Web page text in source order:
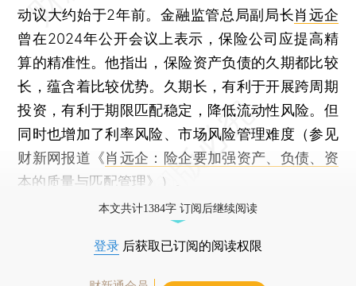
动议大约始于2年前。金融监管总局副局长肖远企
曾在2024年公开会议上表示，保险公司应提高精
算的精准性。他指出，保险资产负债的久期都比较
长，蕴含着比较优势。久期长，有利于开展跨周期
投资，有利于期限匹配稳定，降低流动性风险。但
同时也增加了利率风险、市场风险管理难度（参见
财新网报道《肖远企：险企要加强资产、负债、资
本的质量与匹配管理》）。
本文共计1384字 订阅后继续阅读
登录 后获取已订阅的阅读权限